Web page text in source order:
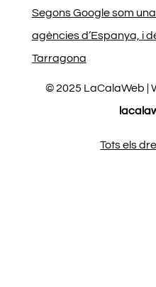
Segons Google som
agències d’Espanya, i
Tarragona
© 2025 LaCalaWeb |
Tots els